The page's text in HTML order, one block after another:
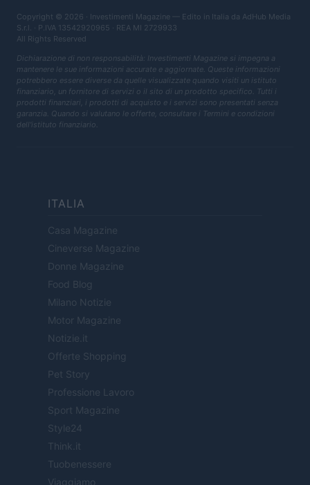
Copyright © 2026 · Investimenti Magazine — Edito in Italia da AdHub Media
S.r.l. · P.IVA 13542920965 · REA MI 2729933
All Rights Reserved
Dichiarazione di non responsabilità: Investimenti Magazine si impegna a
mantenere le sue informazioni accurate e aggiornate. Queste informazioni
potrebbero essere diverse da quelle visualizzate quando visiti un istituto
finanziario, un fornitore di servizi o il sito di un prodotto specifico. Tutti i
prodotti finanziari, i prodotti di acquisto e i servizi sono presentati senza
garanzia. Quando si valutano le offerte, consultare i Termini e condizioni
dell'istituto finanziario.
ITALIA
Casa Magazine
Cineverse Magazine
Donne Magazine
Food Blog
Milano Notizie
Motor Magazine
Notizie.it
Offerte Shopping
Pet Story
Professione Lavoro
Sport Magazine
Style24
Think.it
Tuobenessere
Viaggiamo